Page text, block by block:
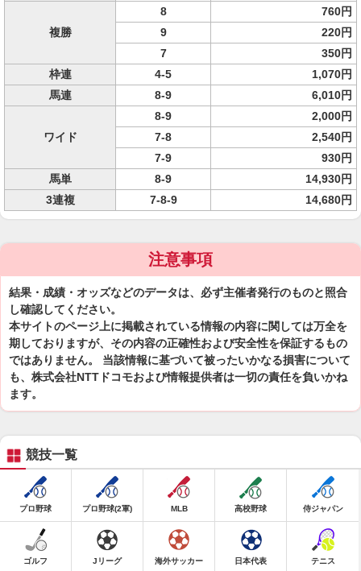
複勝
8
760円
9
220円
7
350円
枠連
4-5
1,070円
馬連
8-9 6,010円
ワイド
8-9
2,000円
7-8
2,540円
7-9
930円
馬単
8-9
14,930円
3連複
7-8-9 14,680円
注意事項
結果・成績・オッズなどのデータは、必ず主催者発行のものと照合
し確認してください。
本サイトのページ上に掲載されている情報の内容に関しては万全を
期しておりますが、その内容の正確性および安全性を保証するもの
ではありません。 当該情報に基づいて被ったいかなる損害について
も、株式会社NTTドコモおよび情報提供者は一切の責任を負いかね
ます。
競技一覧
プロ野球 プロ野球(2軍) MLB 高校野球 侍ジャパン
ゴルフ Jリーグ 海外サッカー 日本代表 テニス